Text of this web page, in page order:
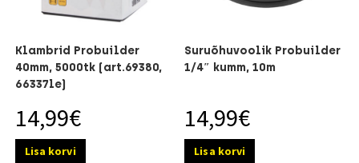
Klambrid Probuilder
40mm, 5000tk (art.69380,
66337le)
14,99€
Lisa korvi
Suruõhuvoolik Probuilder
1/4″ kumm, 10m
14,99€
Lisa korvi